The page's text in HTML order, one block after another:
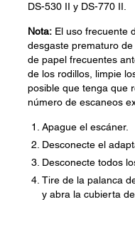
DS-530 II y DS-770 II.
Nota: El uso frecuente
desgaste prematuro
de papel frecuentes
de los rodillos, limpie
posible que tenga que
número de escaneos
Apague el escáner.
Desconecte el
Desconecte todos
Tire de la palanca
y abra la cubierta